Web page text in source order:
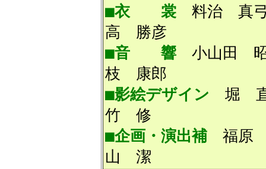
■衣 裳 料
高 勝彦
■音 響 小
枝 康郎
■影絵デザイン
竹 修
■企画・演出補 福
山 潔